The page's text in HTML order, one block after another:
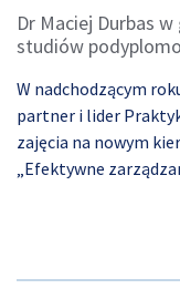
Dr Maciej Durbas
studiów
W nadchodzącym
partner i lider
zajęcia na nowym
„Efektywne